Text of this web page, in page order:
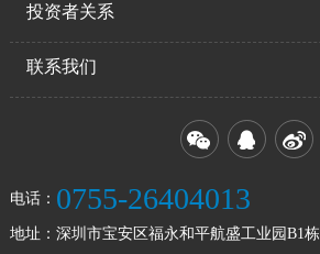
投资者关系
联系我们
电话： 0755-26404013
地址： 深圳市宝安区福永和平航盛工业园B1栋